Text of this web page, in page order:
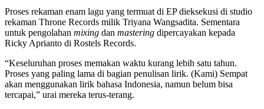
Proses rekaman enam lagu yang termuat di EP dieksekusi di studio
rekaman Throne Records milik Triyana Wangsadita. Sementara
untuk pengolahan mixing dan mastering dipercayakan kepada
Ricky Aprianto di Rostels Records.
“Keseluruhan proses memakan waktu kurang lebih satu tahun.
Proses yang paling lama di bagian penulisan lirik. (Kami) Sempat
akan menggunakan lirik bahasa Indonesia, namun belum bisa
tercapai,” urai mereka terus-terang.